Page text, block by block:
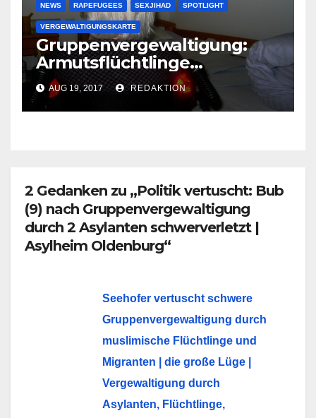
NEWS RAPEFUGEES SEXJIHAD SPOTLIGHT
VERGEWALTIGUNGSKARTE
Gruppenvergewaltigung:
Armutsflüchtlinge
vergewaltigen bettlägerige
Oma im Schlaf
krankenhausreif
AUG 19, 2017 REDAKTION
2 Gedanken zu „Politik vertuscht: Bub
(9) nach Gruppenvergewaltigung
durch 2 Asylanten schwerverletzt |
Asylheim Oldenburg“
Seehofer vertuscht schwere
Gruppenvergewaltigung durch
muslimische Flüchtlinge und
Migranten | die große Lüge |
Vergewaltigung durch
Asylanten, Flüchtlinge,